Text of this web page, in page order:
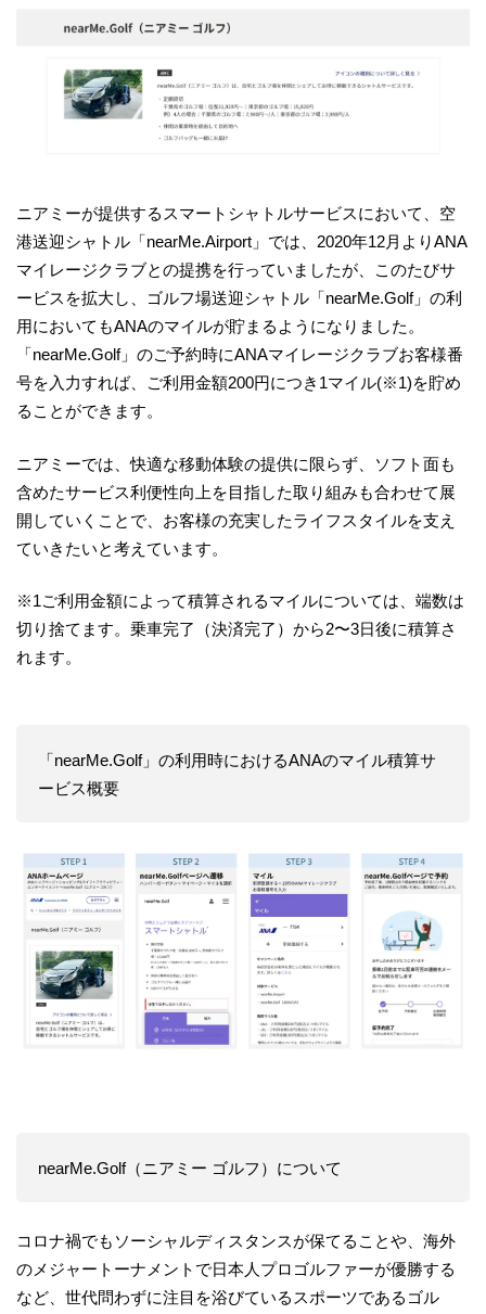
ニアミーが提供するスマートシャトルサービスにおいて、空
港送迎シャトル「nearMe.Airport」では、2020年12月よりANA
マイレージクラブとの提携を行っていましたが、このたびサ
ービスを拡大し、ゴルフ場送迎シャトル「nearMe.Golf」の利
用においてもANAのマイルが貯まるようになりました。
「nearMe.Golf」のご予約時にANAマイレージクラブお客様番
号を入力すれば、ご利用金額200円につき1マイル(※1)を貯め
ることができます。
ニアミーでは、快適な移動体験の提供に限らず、ソフト面も
含めたサービス利便性向上を目指した取り組みも合わせて展
開していくことで、お客様の充実したライフスタイルを支え
ていきたいと考えています。
※1ご利用金額によって積算されるマイルについては、端数は
切り捨てます。乗車完了（決済完了）から2〜3日後に積算さ
れます。
「nearMe.Golf」の利用時におけるANAのマイル積算サ
ービス概要
nearMe.Golf（ニアミー ゴルフ）について
コロナ禍でもソーシャルディスタンスが保てることや、海外
のメジャートーナメントで日本人プロゴルファーが優勝する
など、世代問わずに注目を浴びているスポーツであるゴル